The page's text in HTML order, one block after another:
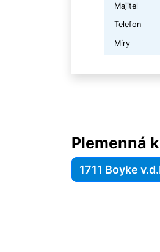
Majitel
Telefon
Míry
Plemenná
1711 Boyke